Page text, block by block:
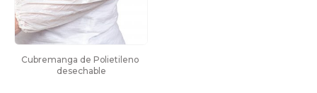
Cubremanga de Polietileno
desechable